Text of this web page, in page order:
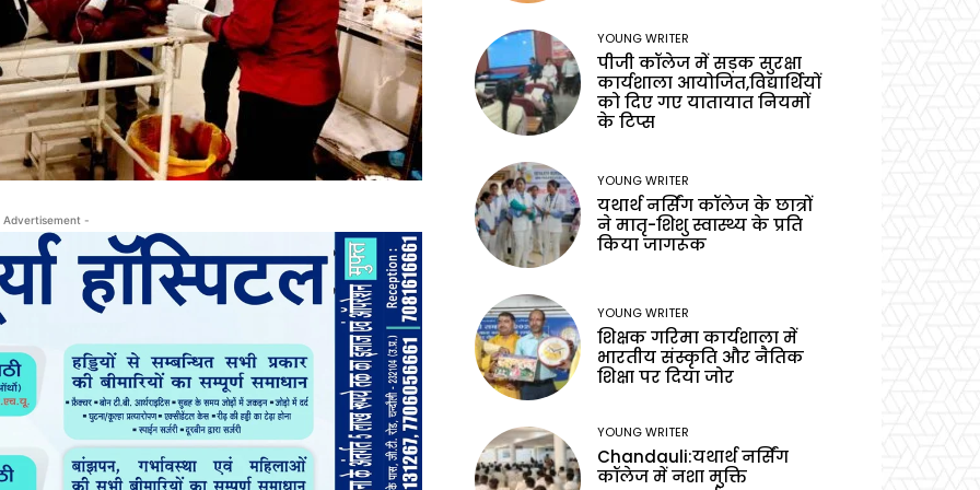
-
YOUNG WRITER
पीजी कॉलेज में सड़क सुरक्षा
कार्यशाला आयोजित,विद्यार्थियों
को दिए गए यातायात नियमों
के टिप्स
YOUNG WRITER
यथार्थ नर्सिंग कॉलेज के छात्रों
ने मातृ-शिशु स्वास्थ्य के प्रति
किया जागरूक
YOUNG WRITER
शिक्षक गरिमा कार्यशाला में
भारतीय संस्कृति और नैतिक
शिक्षा पर दिया जोर
YOUNG WRITER
Chandauli:यथार्थ नर्सिंग
कॉलेज में नशा मुक्ति